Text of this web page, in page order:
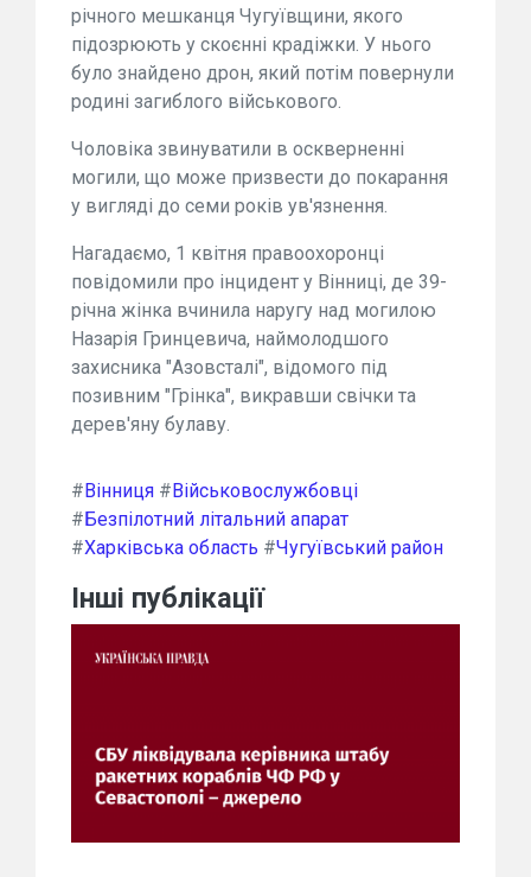
річного мешканця Чугуївщини, якого
підозрюють у скоєнні крадіжки. У нього
було знайдено дрон, який потім повернули
родині загиблого військового.
Чоловіка звинуватили в оскверненні
могили, що може призвести до покарання
у вигляді до семи років ув'язнення.
Нагадаємо, 1 квітня правоохоронці
повідомили про інцидент у Вінниці, де 39-
річна жінка вчинила наругу над могилою
Назарія Гринцевича, наймолодшого
захисника "Азовсталі", відомого під
позивним "Грінка", викравши свічки та
дерев'яну булаву.
#Вінниця #Військовослужбовці
#Безпілотний літальний апарат
#Харківська область #Чугуївський район
Інші публікації